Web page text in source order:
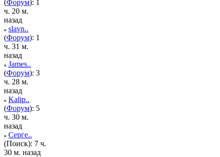
(Форум): 1
ч. 20 м.
назад
slavn..
(Форум): 1
ч. 31 м.
назад
James..
(Форум): 3
ч. 28 м.
назад
Kalip..
(Форум): 5
ч. 30 м.
назад
Серге..
(Поиск): 7 ч.
30 м. назад